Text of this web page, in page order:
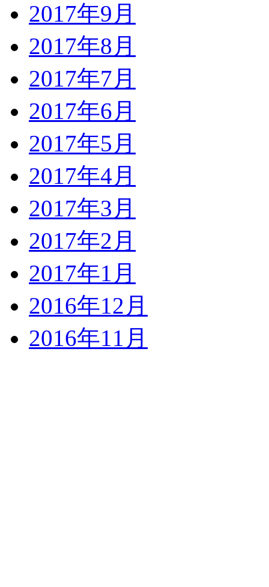
2017年9月
2017年8月
2017年7月
2017年6月
2017年5月
2017年4月
2017年3月
2017年2月
2017年1月
2016年12月
2016年11月